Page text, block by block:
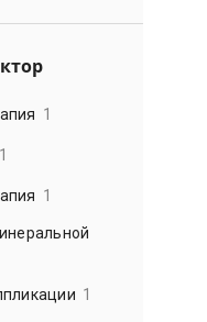
1
1
1
1